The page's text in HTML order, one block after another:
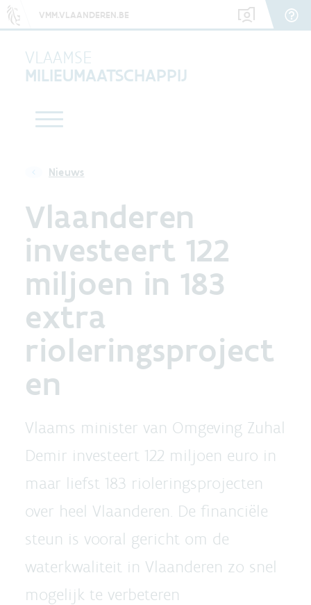
VMM.VLAANDEREN.BE
VLAAMSE
MILIEUMAATSCHAPPIJ
Nieuws
Vlaanderen
investeert 122
miljoen in 183
extra
rioleringsproject
en
Vlaams minister van Omgeving Zuhal
Demir investeert 122 miljoen euro in
maar liefst 183 rioleringsprojecten
over heel Vlaanderen. De financiële
steun is vooral gericht om de
waterkwaliteit in Vlaanderen zo snel
mogelijk te verbeteren